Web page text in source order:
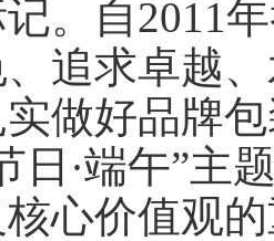
。自2011
追求卓越
做好品牌
日·端午”主
心价值观